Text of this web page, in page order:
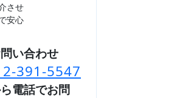
させ
安心
い合わせ
391-5547
電話でお問